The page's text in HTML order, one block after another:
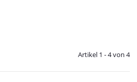
Artikel 1 - 4 von 4